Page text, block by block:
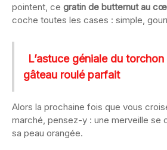
pointent, ce gratin de butternut au
coche toutes les cases : simple,
L’astuce géniale du
gâteau roulé parfait
Alors la prochaine fois que vous
marché, pensez-y : une merveille se
sa peau orangée.